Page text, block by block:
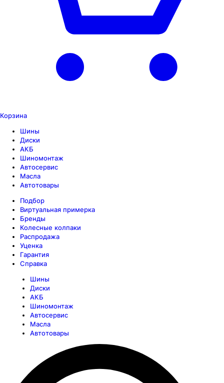
Корзина
Шины
Диски
АКБ
Шиномонтаж
Автосервис
Масла
Автотовары
Подбор
Виртуальная примерка
Бренды
Колесные колпаки
Распродажа
Уценка
Гарантия
Справка
Шины
Диски
АКБ
Шиномонтаж
Автосервис
Масла
Автотовары